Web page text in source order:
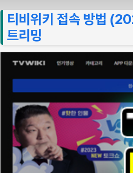
티비위키 접속 방법
트리밍